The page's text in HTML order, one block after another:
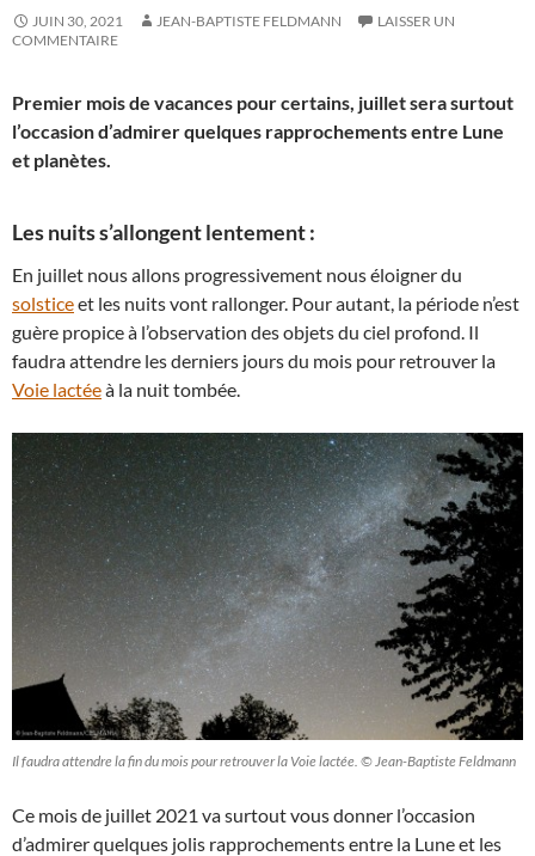
JUIN 30, 2021 JEAN-BAPTISTE FELDMANN
LAISSER UN
COMMENTAIRE
Premier mois de vacances pour certains, juillet sera surtout
l’occasion d’admirer quelques rapprochements entre Lune
et planètes.
Les nuits s’allongent lentement :
En juillet nous allons progressivement nous éloigner du
solsticeet les nuits vont rallonger. Pour autant, la période n’est
guère propice à l’observation des objets du ciel profond. Il
faudra attendre les derniers jours du mois pour retrouver la
Voie lactéeà la nuit tombée.
Il faudra attendre la fin du mois pour retrouver la Voie lactée. © Jean-Baptiste Feldmann
Ce mois de juillet 2021 va surtout vous donner l’occasion
d’admirer quelques jolis rapprochements entre la Lune et les